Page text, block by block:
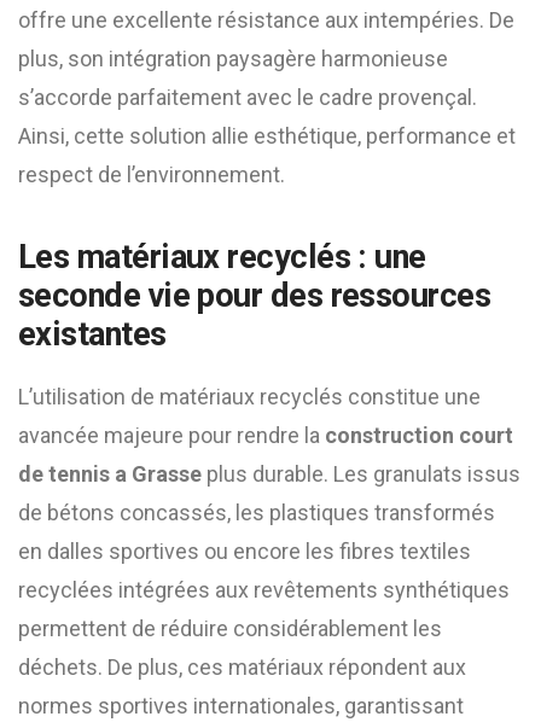
offre une excellente résistance aux intempéries. De
plus, son intégration paysagère harmonieuse
s’accorde parfaitement avec le cadre provençal.
Ainsi, cette solution allie esthétique, performance et
respect de l’environnement.
Les matériaux recyclés : une
seconde vie pour des ressources
existantes
L’utilisation de matériaux recyclés constitue une
avancée majeure pour rendre la construction court
de tennis a Grasse plus durable. Les granulats issus
de bétons concassés, les plastiques transformés
en dalles sportives ou encore les fibres textiles
recyclées intégrées aux revêtements synthétiques
permettent de réduire considérablement les
déchets. De plus, ces matériaux répondent aux
normes sportives internationales, garantissant